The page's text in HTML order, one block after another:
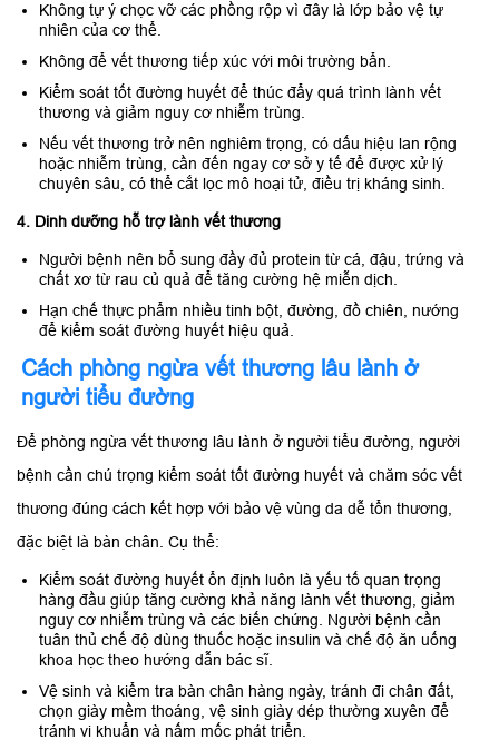
Không tự ý chọc vỡ các phồng rộp vì đây là lớp bảo vệ tự
nhiên của cơ thể.
Không để vết thương tiếp xúc với môi trường bẩn.
Kiểm soát tốt đường huyết để thúc đẩy quá trình lành vết
thương và giảm nguy cơ nhiễm trùng.
Nếu vết thương trở nên nghiêm trọng, có dấu hiệu lan rộng
hoặc nhiễm trùng, cần đến ngay cơ sở y tế để được xử lý
chuyên sâu, có thể cắt lọc mô hoại tử, điều trị kháng sinh.
4. Dinh dưỡng hỗ trợ lành vết thương
Người bệnh nên bổ sung đầy đủ protein từ cá, đậu, trứng và
chất xơ từ rau củ quả để tăng cường hệ miễn dịch.
Hạn chế thực phẩm nhiều tinh bột, đường, đồ chiên, nướng
để kiểm soát đường huyết hiệu quả.
Cách phòng ngừa vết thương lâu lành ở
người tiểu đường
Để phòng ngừa vết thương lâu lành ở người tiểu đường, người
bệnh cần chú trọng kiểm soát tốt đường huyết và chăm sóc vết
thương đúng cách kết hợp với bảo vệ vùng da dễ tổn thương,
đặc biệt là bàn chân. Cụ thể:
Kiểm soát đường huyết ổn định luôn là yếu tố quan trọng
hàng đầu giúp tăng cường khả năng lành vết thương, giảm
nguy cơ nhiễm trùng và các biến chứng. Người bệnh cần
tuân thủ chế độ dùng thuốc hoặc insulin và chế độ ăn uống
khoa học theo hướng dẫn bác sĩ.
Vệ sinh và kiểm tra bàn chân hàng ngày, tránh đi chân đất,
chọn giày mềm thoáng, vệ sinh giày dép thường xuyên để
tránh vi khuẩn và nấm mốc phát triển.